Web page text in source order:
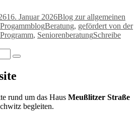
16. Januar 2026Blog zur allgemeinen
ProgammblogSchlagwörter
Beratung, gefördert von der
Programm, SeniorenberatungSchreibe
Suchen
rund um das Haus Meußlitzer Straße
begleiten.